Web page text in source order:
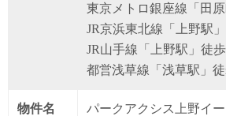
東京メトロ銀座線「田
JR京浜東北線「上野駅
JR山手線「上野駅」徒
都営浅草線「浅草駅」
物件名 パークアクシス上野イー